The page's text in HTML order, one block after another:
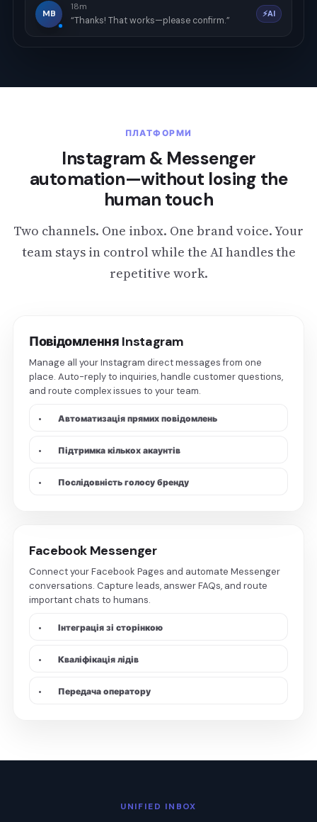
MB
18m
“Thanks! That works—please confirm.”
⚡AI
ПЛАТФОРМИ
Instagram & Messenger
automation—without losing the
human touch
Two channels. One inbox. One brand voice. Your
team stays in control while the AI handles the
repetitive work.
Повідомлення Instagram
Manage all your Instagram direct messages from one
place. Auto-reply to inquiries, handle customer questions,
and route complex issues to your team.
• Автоматизація прямих повідомлень
• Підтримка кількох акаунтів
• Послідовність голосу бренду
Facebook Messenger
Connect your Facebook Pages and automate Messenger
conversations. Capture leads, answer FAQs, and route
important chats to humans.
• Інтеграція зі сторінкою
• Кваліфікація лідів
• Передача оператору
UNIFIED INBOX